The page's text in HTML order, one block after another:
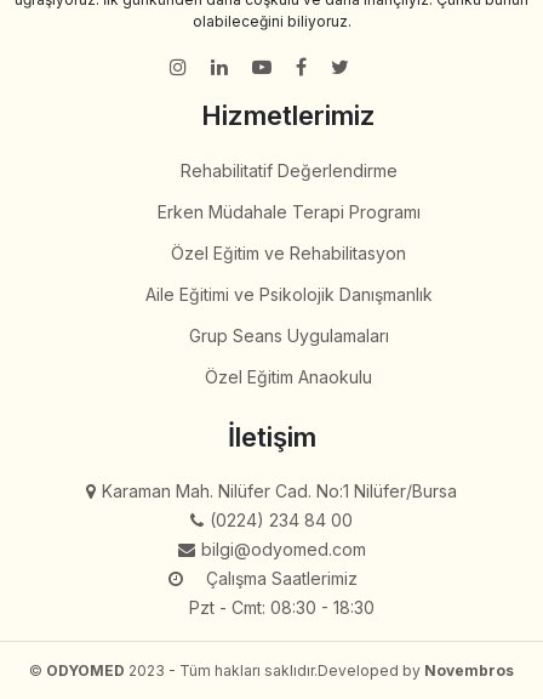
olabileceğini biliyoruz.
Hizmetlerimiz
Rehabilitatif Değerlendirme
Erken Müdahale Terapi Programı
Özel Eğitim ve Rehabilitasyon
Aile Eğitimi ve Psikolojik Danışmanlık
Grup Seans Uygulamaları
Özel Eğitim Anaokulu
İletişim
Karaman Mah. Nilüfer Cad. No:1 Nilüfer/Bursa
(0224) 234 84 00
bilgi@odyomed.com
Çalışma Saatlerimiz
Pzt - Cmt: 08:30 - 18:30